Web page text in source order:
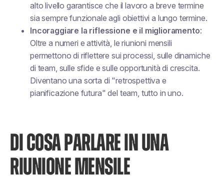
alto livello garantisce che il lavoro a breve termine
sia sempre funzionale agli obiettivi a lungo termine.
Incoraggiare la riflessione e il miglioramento:
Oltre a numeri e attività, le riunioni mensili
permettono di riflettere sui processi, sulle dinamiche
di team, sulle sfide e sulle opportunità di crescita.
Diventano una sorta di "retrospettiva e
pianificazione futura" del team, tutto in uno.
DI COSA PARLARE IN UNA
RIUNIONE MENSILE